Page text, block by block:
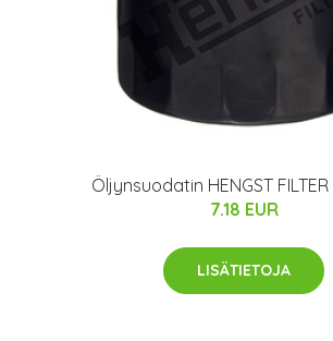
Öljynsuodatin HENGST FILTER
7.18 EUR
LISÄTIETOJA